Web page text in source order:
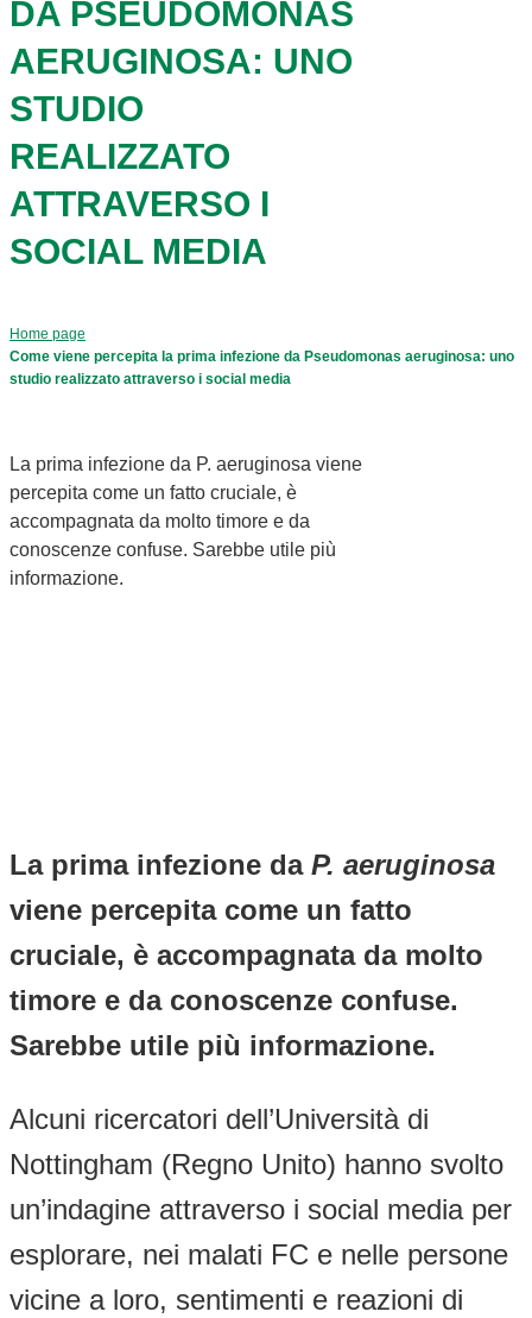
DA PSEUDOMONAS
AERUGINOSA: UNO
STUDIO
REALIZZATO
ATTRAVERSO I
SOCIAL MEDIA
Home page
Come viene percepita la prima infezione da Pseudomonas aeruginosa: uno
studio realizzato attraverso i social media
La prima infezione da P. aeruginosa viene
percepita come un fatto cruciale, è
accompagnata da molto timore e da
conoscenze confuse. Sarebbe utile più
informazione.
La prima infezione da P. aeruginosa
viene percepita come un fatto
cruciale, è accompagnata da molto
timore e da conoscenze confuse.
Sarebbe utile più informazione.
Alcuni ricercatori dell’Università di
Nottingham (Regno Unito) hanno svolto
un’indagine attraverso i social media per
esplorare, nei malati FC e nelle persone
vicine a loro, sentimenti e reazioni di